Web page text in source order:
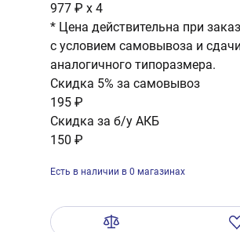
977 ₽ x 4
* Цена действительна при
с условием самовывоза и
аналогичного типоразмера.
Скидка 5% за самовывоз
195 ₽
Скидка за б/у АКБ
150 ₽
Есть в наличии в 0 магазинах